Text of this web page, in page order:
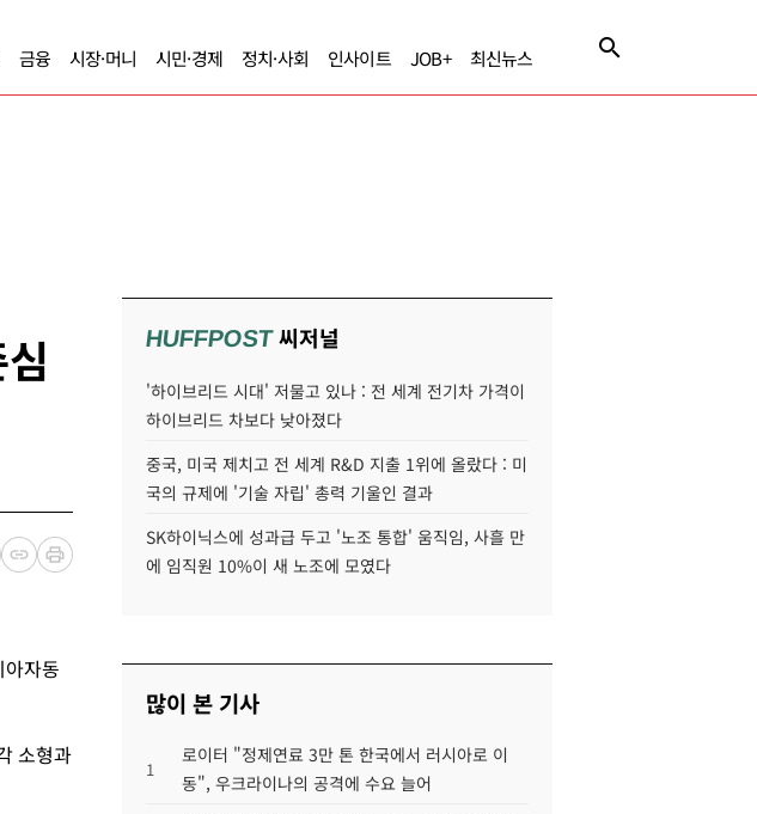
금융 시장·머니 시민·경제 정치·사회 인사이트 JOB+ 최신뉴스
자동
소형과
HUFFPOST씨저널
'하이브리드 시대' 저물고 있나 : 전 세계 전기차 가격이
하이브리드 차보다 낮아졌다
중국, 미국 제치고 전 세계 R&D 지출 1위에 올랐다 : 미
국의 규제에 '기술 자립' 총력 기울인 결과
SK하이닉스에 성과급 두고 '노조 통합' 움직임, 사흘 만
에 임직원 10%이 새 노조에 모였다
많이 본 기사
1
로이터 "정제연료 3만 톤 한국에서 러시아로 이
동", 우크라이나의 공격에 수요 늘어